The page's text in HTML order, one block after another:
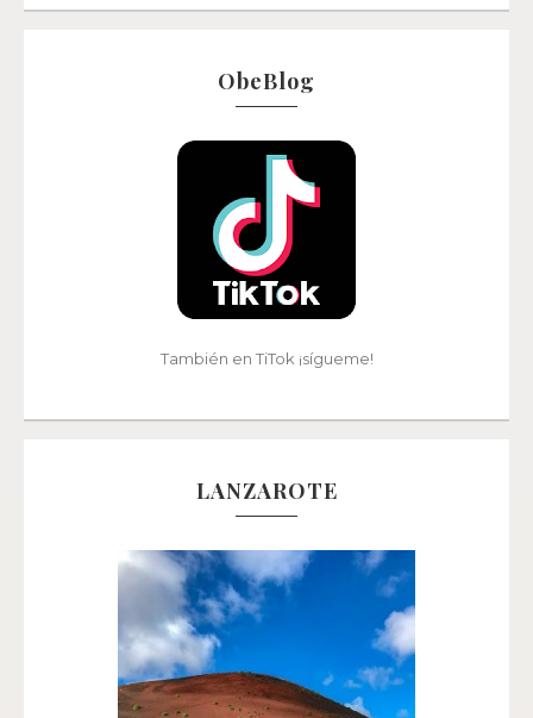
ObeBlog
También en TiTok ¡sígueme!
LANZAROTE